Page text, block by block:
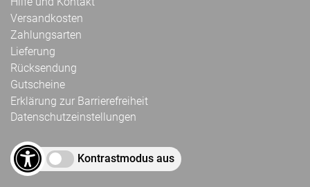
Versandkosten
Zahlungsarten
Lieferung
Rücksendung
Gutscheine
Erklärung zur Barrierefreiheit
Datenschutzeinstellungen
Kontrastmodus aus